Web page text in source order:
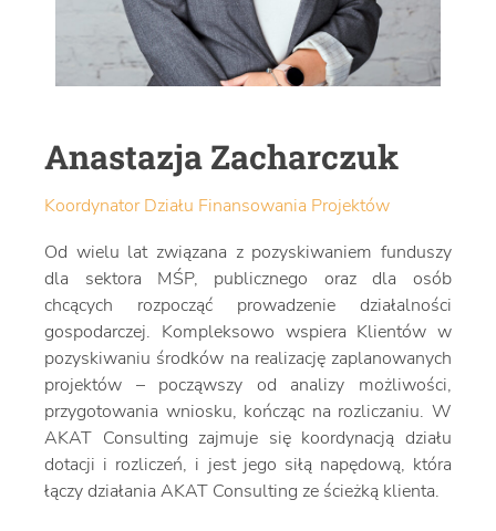
Anastazja Zacharczuk
Koordynator Działu Finansowania Projektów
Od wielu lat związana z pozyskiwaniem funduszy
dla sektora MŚP, publicznego oraz dla osób
chcących rozpocząć prowadzenie działalności
gospodarczej. Kompleksowo wspiera Klientów w
pozyskiwaniu środków na realizację zaplanowanych
projektów – począwszy od analizy możliwości,
przygotowania wniosku, kończąc na rozliczaniu. W
AKAT Consulting zajmuje się koordynacją działu
dotacji i rozliczeń, i jest jego siłą napędową, która
łączy działania AKAT Consulting ze ścieżką klienta.